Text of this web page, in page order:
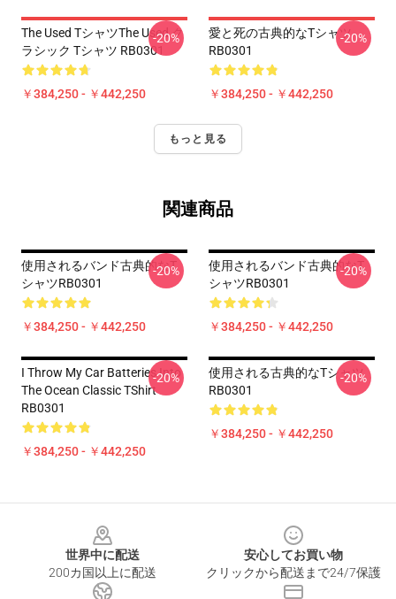
The Used Tシャツthe Used ク
ラシック Tシャツ RB0301
￥384,250 - ￥442,250
-20%
愛と死の古典的なTシャツ
RB0301
￥384,250 - ￥442,250
-20%
もっと見る
関連商品
使用されるバンド古典的なT
シャツRB0301
￥384,250 - ￥442,250
-20%
使用されるバンド古典的なT
シャツRB0301
￥384,250 - ￥442,250
-20%
I Throw My Car Batteries Into
The Ocean Classic TShirt
RB0301
￥384,250 - ￥442,250
-20%
使用される古典的なTシャツ
RB0301
￥384,250 - ￥442,250
-20%
世界中に配送
200カ国以上に配送
安心してお買い物
クリックから配送まで24/7保護